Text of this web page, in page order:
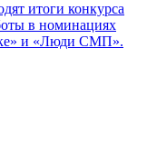
итоги конкурса
в номинациях
и «Люди СМП».